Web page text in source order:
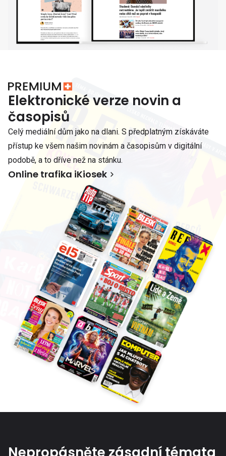
Elektronické verze novin a
časopisů
Celý mediální dům jako na dlani. S předplatným získáváte
přístup ke všem našim novinám a časopisům v digitální
podobě, a to dříve než na stánku.
Online trafika iKiosek